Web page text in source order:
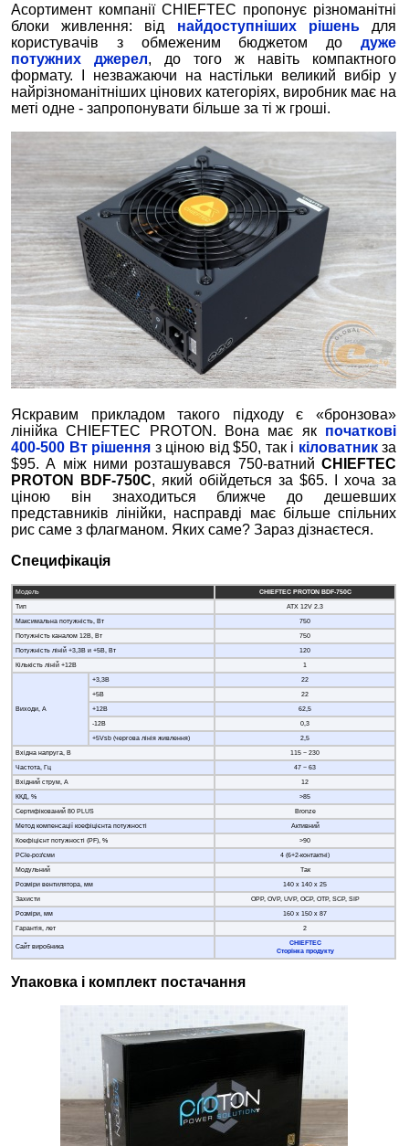
Асортимент компанії CHIEFTEC пропонує різноманітні
блоки живлення: від найдоступніших рішеньдля
користувачів з обмеженим бюджетом додуже
потужних джерел, до того ж навіть компактного
формату. І незважаючи на настільки великий вибір у
найрізноманітніших цінових категоріях, виробник має на
меті одне - запропонувати більше за ті ж гроші.
Яскравим прикладом такого підходу є «бронзова»
лінійка CHIEFTEC PROTON. Вона має як початкові
400-500 Вт рішення з ціною від $50, так і кіловатникза
$95. А між ними розташувався 750-ватнийCHIEFTEC
PROTON BDF-750C, який обійдеться за $65. І хоча за
ціною він знаходиться ближче до дешевших
представників лінійки, насправді має більше спільних
рис саме з флагманом. Яких саме? Зараз дізнаєтеся.
Специфікація
Модель
CHIEFTEC PROTON BDF-750C
Тип
ATX 12V 2.3
Максимальна потужність, Вт
750
Потужність каналом 12В, Вт
750
Потужність ліній +3,3В и +5В, Вт
120
Кількість ліній +12В
1
Виходи, А
+3,3В
22
+5В
22
+12В
62,5
-12В
0,3
+5Vsb (чергова лінія живлення)
2,5
Вхідна напруга, В
115 − 230
Частота, Гц
47 − 63
Вхідний струм, А
12
ККД, %
>85
Сертифікований 80 PLUS
Bronze
Метод компенсації коефіцієнта потужності
Активний
Коефіцієнт потужності (PF), %
>90
PCIe-роз'єми
4 (6+2-контактні)
Модульний
Так
Розміри вентилятора, мм
140 x 140 x 25
Захисти
OPP, OVP, UVP, OCP, OTP, SCP, SIP
Розміри, мм
160 х 150 х 87
Гарантія, лет
2
Сайт виробника
CHIEFTEC
Сторінка продукту
Упаковка і комплект постачання